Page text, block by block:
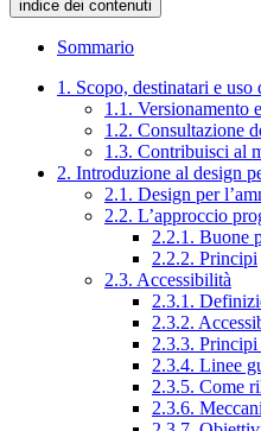
indice dei contenuti
Sommario
1. Scopo, destinatari e
1.1. Versionamento
1.2. Consultazione
1.3. Contribuisci al
2. Introduzione al design
2.1. Design per
2.2. L’approccio
2.2.1. Buone
2.2.2. Principi
2.3. Accessibilità
2.3.1.
2.3.2.
2.3.3. Principi
2.3.4. Linee
2.3.5. Come
2.3.6.